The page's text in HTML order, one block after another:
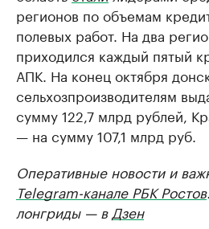
регионов по объемам
полевых работ. На два
приходился каждый пятый
АПК. На конец октября
сельхозпроизводителям
сумму 122,7 млрд рублей,
— на сумму 107,1 млрд руб.
Оперативные новости и
Telegram-канале РБК Ростов
лонгриды — в Дзен